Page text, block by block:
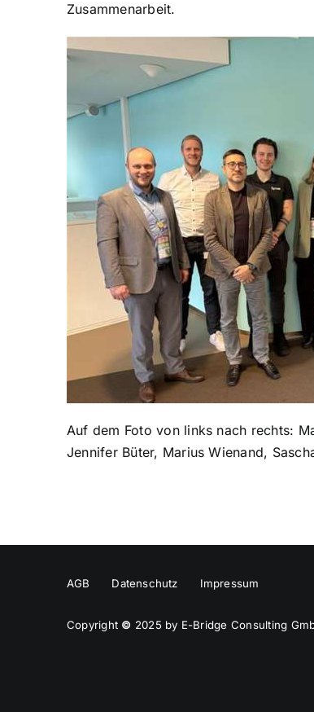
Zusammenarbeit.
Auf dem Foto von links nach rechts:
Jennifer Büter, Marius Wienand,
AGB Datenschutz Impressum
Copyright © 2025 by E-Bridge Consulting